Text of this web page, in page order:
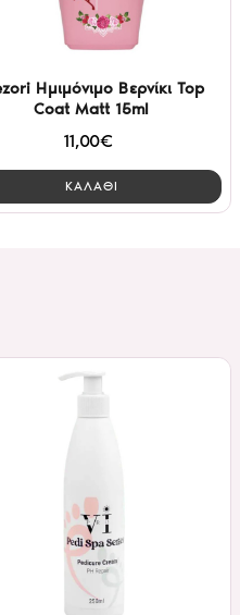
Ημιμόνιμο Βερνίκι Top
Coat Matt 15ml
11,00€
ΚΑΛΑΘΙ